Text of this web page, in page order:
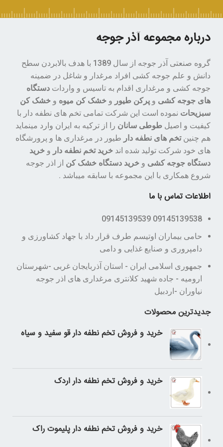
امریکایی و محلی و بوربون و بیوتی
در شرکت اذر جوجه به صورت
باشد اما بایستی در حین جوجه
باشید و دستگاه جوجه کشی را از
خود این شرکت خریداری کنید .
درباره مجموعه آذر جوجه
گروه صنعتی آذر جوجه از سال 1389 با هدف بالابردن سطح
دانش و علم جوجه کشی افراد مرغدار و شاغل در ضمینه
جوجه کشی و مرغداری اقدام به تاسیس و وارداتدستگاه
های جوجه کشی وپرکن طیور وخشک کن میوه وخشک کن
سبزیحات نموده است این شرکت تمامی تخم های نطفه دار با
کیفیت و اصیلطوطی سانان را از ترکیه به ایران وارد مینماید
هم چنینتخم های نطفه دار طیور در مرغداری ها و پرورشگاه
های خود شرکت تولید شده اندخرید تخم نطفه دار وخرید
دستگاه جوجه کشی وخرید دستگاه خشک کن از اذر جوجه
شروع همکاری با این مجموعه با سابقه میباشد .
اطلاعات تماس با ما
09145139538 09145139539
حامی بیماران اوتیسم طرف قرار داد با جهاد کشاورزی و
دامپروری و صنایع غذایی و دامی
جمهوری اسلامی ایران - استان آذربایجان غربی -شهرستان
ارومیه - جاده شهید کلانتری مرغداری های اذر جوجه
نیاوران -اردبیل
جدیدترین محصولات
خرید و فروش تخم نطفه دار قو سفید و سیاه
خرید و فروش تخم نطفه دار اردک
خرید و فروش تخم نطفه دار پلیموت راک